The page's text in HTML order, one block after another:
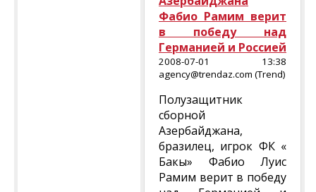
Фабио Рамим верит
в победу над
Германией и Россией
2008-07-01 13:38
agency@trendaz.com (Trend)
Полузащитник
сборной
Азербайджана,
бразилец, игрок ФК «
Бакы» Фабио Луис
Рамим верит в победу